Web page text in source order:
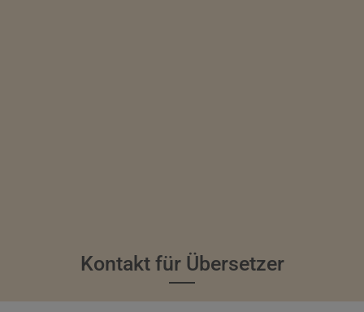
Kontakt für Übersetzer